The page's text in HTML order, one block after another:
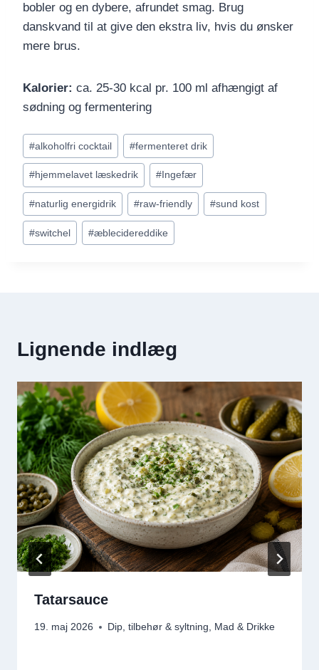
bobler og en dybere, afrundet smag. Brug
danskvand til at give den ekstra liv, hvis du ønsker
mere brus.
Kalorier: ca. 25-30 kcal pr. 100 ml afhængigt af
sødning og fermentering
Indlæg-
tags:
#alkoholfri cocktail #fermenteret drik
#hjemmelavet læskedrik # Ingefær
#naturlig energidrik #raw-friendly #sund kost
#switchel #æblecidereddike
Lignende indlæg
Tatarsauce
19. maj 2026 Dip, tilbehør & syltning, Mad & Drikke